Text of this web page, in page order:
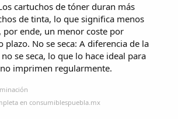
cartuchos de tóner duran más
de tinta, lo que significa menos
por ende, un menor coste por
plazo. No se seca: A diferencia de la
se seca, lo que lo hace ideal para
imprimen regularmente.
en consumiblespuebla.mx